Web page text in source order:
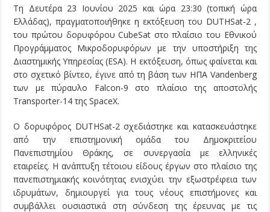
Τη Δευτέρα 23 Ιουνίου 2025 και ώρα 23:30 (τοπική ώρα
Ελλάδας), πραγματοποιήθηκε η εκτόξευση του DUTHSat-2 ,
του πρώτου δορυφόρου CubeSat στο πλαίσιο του Εθνικού
Προγράμματος Μικροδορυφόρων με την υποστήριξη της
Διαστημικής Υπηρεσίας (ESA). Η εκτόξευση, όπως φαίνεται και
στο σχετικό βίντεο, έγινε από τη βάση των ΗΠΑ Vandenberg
των με πύραυλο Falcon-9 στο πλαίσιο της αποστολής
Transporter-14 της SpaceX.
Ο δορυφόρος DUTHSat-2 σχεδιάστηκε και κατασκευάστηκε
από την επιστημονική ομάδα του Δημοκριτείου
Πανεπιστημίου Θράκης, σε συνεργασία με ελληνικές
εταιρείες. Η ανάπτυξη τέτοιου είδους έργων στο πλαίσιο της
πανεπιστημιακής κοινότητας ενισχύει την εξωστρέφεια των
ιδρυμάτων, δημιουργεί για τους νέους επιστήμονες και
συμβάλλει ουσιαστικά στη σύνδεση της έρευνας με τις